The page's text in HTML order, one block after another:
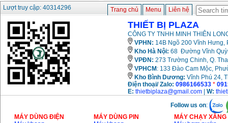
Bảng giá mũi khoan
rút lõi bê tông
Máy khoan Bosch đa
năng GBH 2-26DRE
(800W)
Giá
3980000
xăng Stihl MS661
Máy cắt góc đa năng
Lượt truy cập: 40314296
Trang chủ Menu Liên hệ
THIẾT BỊ PLAZA
CÔNG TY TNHH MINH THIÊN
VPHN: 14B Ngõ 200 Vĩnh Hưng,
Kho Hà Nội: 68 Đường Vĩnh
VPĐN: 273 Trường Chinh, Q.
VPHCM : 133 Đào Cam Mộc,
Kho Bình Dương: Vĩnh Phú 24,
Điện thoại/ Zalo: 0986166533 *
E: thietbiplaza@gmail.com W:
Follow us on:
MÁY DÙNG ĐIỆN
MÁY DÙNG PIN
MÁY CHẠY